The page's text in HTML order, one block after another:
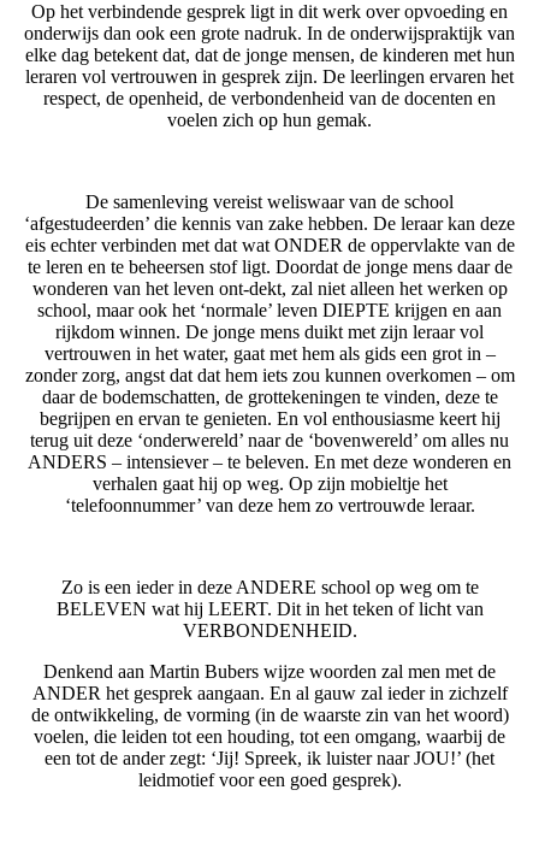
Op het verbindende gesprek ligt in dit werk over opvoeding en
onder­wijs dan ook een grote nadruk. In de onderwijspraktijk van
elke dag betekent dat, dat de jonge mensen, de kinderen met hun
leraren vol vertrouwen in gesprek zijn. De leerlingen ervaren het
respect, de openheid, de verbondenheid van de docenten en
voelen zich op hun gemak.
De samenleving vereist weliswaar van de school
‘afgestudeerden’ die kennis van zake hebben. De leraar kan deze
eis echter verbinden met dat wat ONDER de oppervlakte van de
te leren en te beheersen stof ligt. Doordat de jonge mens daar de
wonderen van het leven ont-dekt, zal niet alleen het werken op
school, maar ook het ‘normale’ leven DIEPTE krijgen en aan
rijkdom winnen. De jonge mens duikt met zijn leraar vol
vertrouwen in het water, gaat met hem als gids een grot in –
zonder zorg, angst dat dat hem iets zou kunnen overkomen – om
daar de bodemschatten, de grottekeningen te vinden, deze te
begrijpen en ervan te genieten. En vol enthousiasme keert hij
terug uit deze ‘onderwereld’ naar de ‘bovenwereld’ om alles nu
ANDERS – intensiever – te beleven. En met deze wonderen en
verhalen gaat hij op weg. Op zijn mobieltje het
‘telefoonnummer’ van deze hem zo vertrouwde leraar.
Zo is een ieder in deze ANDERE school op weg om te
BELEVEN wat hij LEERT. Dit in het teken of licht van
VERBONDENHEID.
Denkend aan Martin Bubers wijze woorden zal men met de
ANDER het gesprek aangaan. En al gauw zal ieder in zichzelf
de ontwikkeling, de vorming (in de waarste zin van het woord)
voelen, die leiden tot een houding, tot een omgang, waarbij de
een tot de ander zegt: ‘Jij! Spreek, ik luister naar JOU!’ (het
leidmotief voor een goed gesprek).